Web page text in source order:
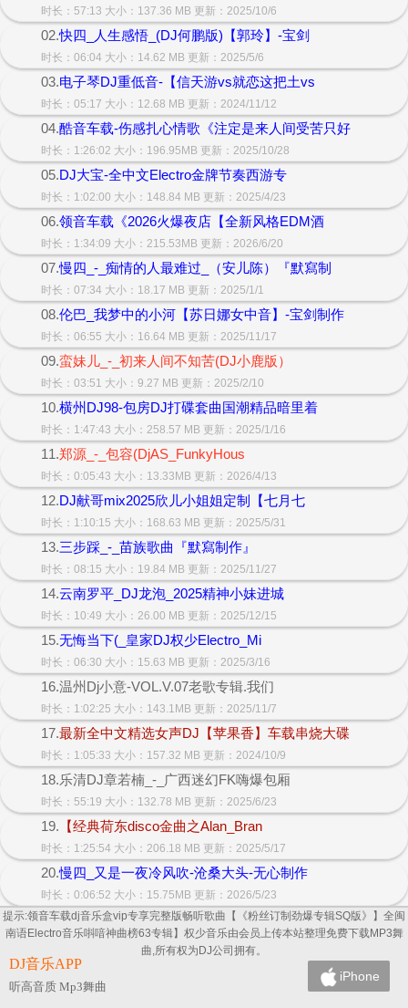
时长：57:13 大小：137.36 MB 更新：2025/10/6
02.快四_人生感悟_(DJ何鹏版)【郭玲】-宝剑
时长：06:04 大小：14.62 MB 更新：2025/5/6
03.电子琴DJ重低音-【信天游vs就恋这把土vs
时长：05:17 大小：12.68 MB 更新：2024/11/12
04.酷音车载-伤感扎心情歌《注定是来人间受苦只好
时长：1:26:02 大小：196.95MB 更新：2025/10/28
05.DJ大宝-全中文Electro金牌节奏西游专
时长：1:02:00 大小：148.84 MB 更新：2025/4/23
06.领音车载《2026火爆夜店【全新风格EDM酒
时长：1:34:09 大小：215.53MB 更新：2026/6/20
07.慢四_-_痴情的人最难过_（安儿陈）『默寫制
时长：07:34 大小：18.17 MB 更新：2025/1/1
08.伦巴_我梦中的小河【苏日娜女中音】-宝剑制作
时长：06:55 大小：16.64 MB 更新：2025/11/17
09.蛮妹儿_-_初来人间不知苦(DJ小鹿版）
时长：03:51 大小：9.27 MB 更新：2025/2/10
10.横州DJ98-包房DJ打碟套曲国潮精品暗里着
时长：1:47:43 大小：258.57 MB 更新：2025/1/16
11.郑源_-_包容(DjAS_FunkyHous
时长：0:05:43 大小：13.33MB 更新：2026/4/13
12.DJ献哥mix2025欣儿小姐姐定制【七月七
时长：1:10:15 大小：168.63 MB 更新：2025/5/31
13.三步踩_-_苗族歌曲『默寫制作』
时长：08:15 大小：19.84 MB 更新：2025/11/27
14.云南罗平_DJ龙泡_2025精神小妹进城
时长：10:49 大小：26.00 MB 更新：2025/12/15
15.无悔当下(_皇家DJ权少Electro_Mi
时长：06:30 大小：15.63 MB 更新：2025/3/16
16.温州Dj小意-VOL.V.07老歌专辑.我们
时长：1:02:25 大小：143.1MB 更新：2025/11/7
17.最新全中文精选女声DJ【苹果香】车载串烧大碟
时长：1:05:33 大小：157.32 MB 更新：2024/10/9
18.乐清DJ章若楠_-_广西迷幻FK嗨爆包厢
时长：55:19 大小：132.78 MB 更新：2025/6/23
19. 【经典荷东disco金曲之Alan_Bran
时长：1:25:54 大小：206.18 MB 更新：2025/5/17
20.慢四_又是一夜冷风吹-沧桑大头-无心制作
时长：0:06:52 大小：15.75MB 更新：2026/5/23
提示:领音车载dj音乐盒vip专享完整版畅听歌曲【《粉丝订制劲爆专辑SQ版》】全闽
南语Electro音乐唞喑神曲榜63专辑】权少音乐由会员上传本站整理免费下载MP3舞
曲,所有权为DJ公司拥有。
DJ音乐APP
听高音质 Mp3舞曲
iPhone